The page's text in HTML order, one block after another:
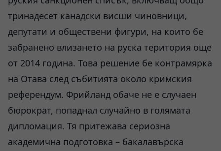
тринадесет канадски висши чиновници,
депутати и обществени фигури, на които бе
забранено влизането на руска територия още
от 2014 година. Това решение бе контрамярка
на Отава след събитията около кримския
референдум. Фрийланд обаче не е случаен
бюрократ, попаднал случайно в голямата
дипломация. Тя притежава сериозна
академична подготовка – бакалавърска